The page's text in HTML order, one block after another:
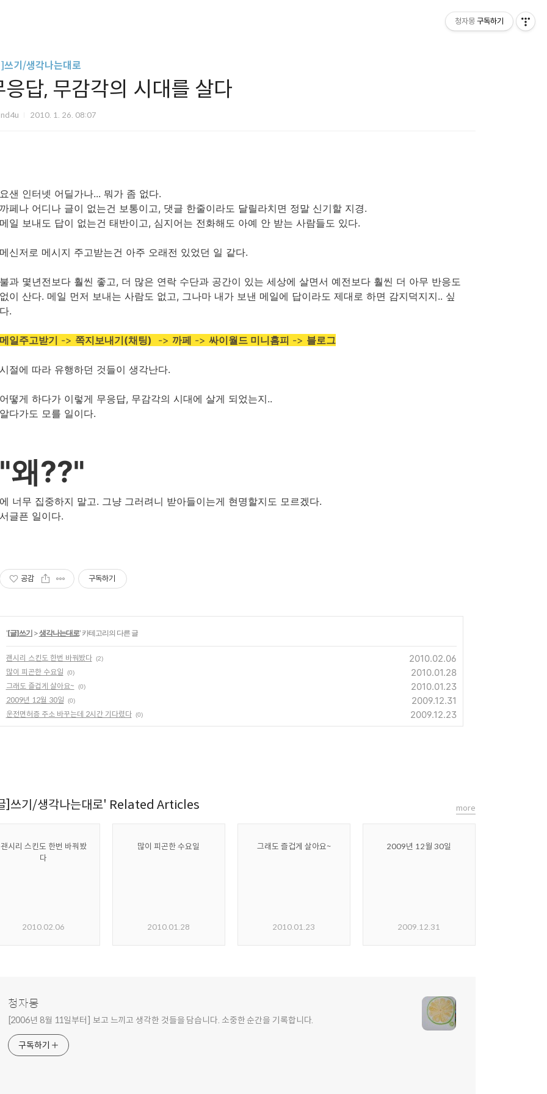
기/생각나는대로
응답, 무감각의 시대를 살다
2010. 1. 26. 08:07
샌 인터넷 어딜가나... 뭐가 좀 없다.
페나 어디나 글이 없는건 보통이고, 댓글 한줄이라도 달릴라치면 정말 신기할 지경.
일 보내도 답이 없는건 태반이고, 심지어는 전화해도 아예 안 받는 사람들도 있다.
신저로 메시지 주고받는건 아주 오래전 있었던 일 같다.
과 몇년전보다 훨씬 좋고, 더 많은 연락 수단과 공간이 있는 세상에 살면서 예전보다 훨씬 더 아무 반응도
이 산다. 메일 먼저 보내는 사람도 없고, 그나마 내가 보낸 메일에 답이라도 제대로 하면 감지덕지지.. 싶
.
일주고받기 -> 쪽지보내기(채팅) -> 까페 -> 싸이월드 미니홈피 -> 블로그
절에 따라 유행하던 것들이 생각난다.
떻게 하다가 이렇게 무응답, 무감각의 시대에 살게 되었는지..
다가도 모를 일이다.
왜??"
너무 집중하지 말고. 그냥 그러려니 받아들이는게 현명할지도 모르겠다.
글픈 일이다.
공감 구독하기
'[글]쓰기>생각나는대로' 카테고리의 다른 글
괜시리 스킨도 한번 바꿔봤다 (2) 2010.02.06
많이 피곤한 수요일 (0) 2010.01.28
그래도 즐겁게 살아요~ (0) 2010.01.23
2009년 12월 30일 (0) 2009.12.31
운전면허증 주소 바꾸는데 2시간 기다렸다 (0) 2009.12.23
]쓰기/생각나는대로' Related Articles
괜시리 스킨도 한번 바꿔봤
다
2010.02.06
많이 피곤한 수요일
2010.01.28
그래도 즐겁게 살아요~
2010.01.23
2009년 12월 30일
2009.12.31
more
청자몽
[2006년 8월 11일부터] 보고 느끼고 생각한 것들을 담습니다. 소중한 순간을 기록합니다.
구독하기
청자몽 구독하기